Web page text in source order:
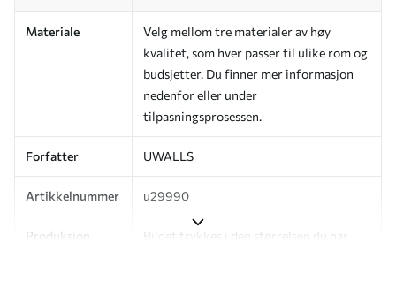
Materiale
Velg mellom tre materialer av høy
kvalitet, som hver passer til ulike rom og
budsjetter. Du finner mer informasjon
nedenfor eller under
tilpasningsprosessen.
Forfatter UWALLS
Artikkelnummer u29990
Produksjon
Bildet trykkes i den størrelsen du har